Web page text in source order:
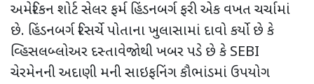
અમેરિકન શોર્ટ સેલર ફર્મ હિંડનબર્ગ ફરી એક વખત ચર્ચામાં
છે. હિંડનબર્ગ રિસર્ચે પોતાના ખુલાસામાં દાવો કર્યો છે કે
વ્હિસલબ્લોઅર દસ્તાવેજોથી ખબર પડે છે કે SEBI
ચેરમેનની અદાણી મની સાઇફનિંગ કૌભાંડમાં ઉપયોગ